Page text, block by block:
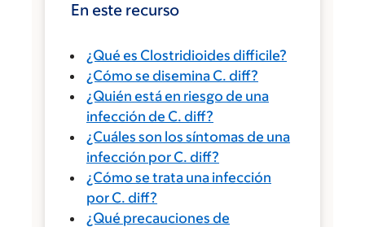
En este recurso
¿Qué es Clostridioides difficile?
¿Cómo se disemina C. diff?
¿Quién está en riesgo de una
infección de C. diff?
¿Cuáles son los síntomas de una
infección por C. diff?
¿Cómo se trata una infección
por C. diff?
¿Qué precauciones de